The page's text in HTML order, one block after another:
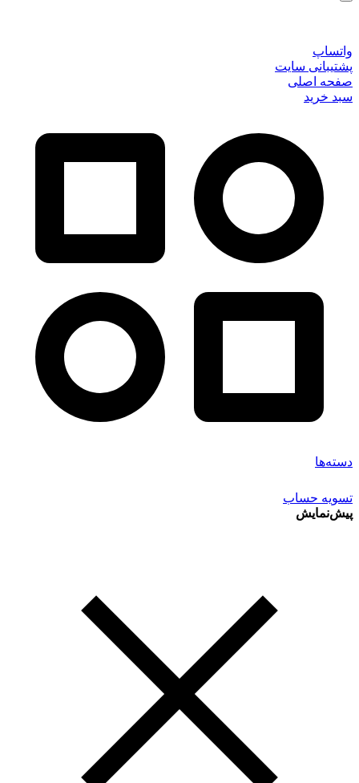
واتساپ
پشتیبانی سایت
صفحه اصلی
سبد خرید
دسته‌ها
تسویه حساب
پیش‌نمایش